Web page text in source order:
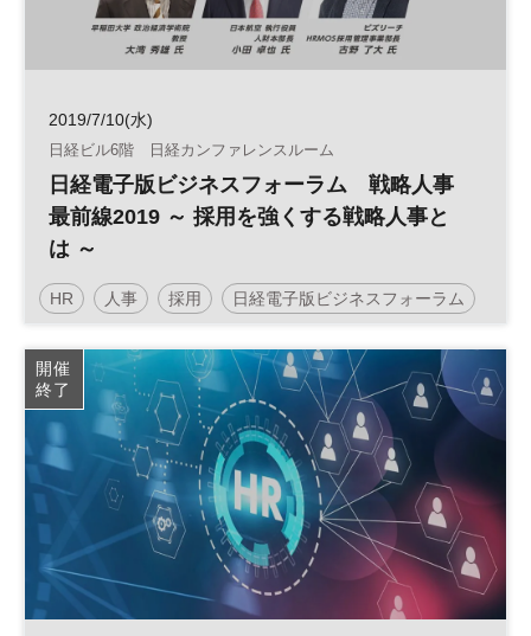
2019/7/10(水)
日経ビル6階 日経カンファレンスルーム
日経電子版ビジネスフォーラム 戦略人事
最前線2019 ～ 採用を強くする戦略人事と
は ～
HR 人事 採用 日経電子版ビジネスフォーラム
開催
終了